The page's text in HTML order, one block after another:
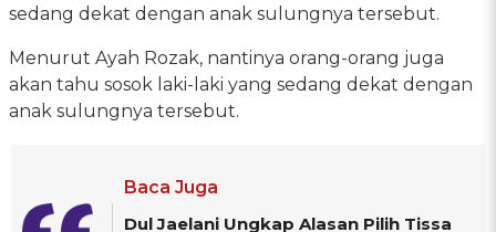
sedang dekat dengan anak sulungnya tersebut.
Menurut Ayah Rozak, nantinya orang-orang juga
akan tahu sosok laki-laki yang sedang dekat dengan
anak sulungnya tersebut.
Baca Juga
Dul Jaelani Ungkap Alasan Pilih Tissa